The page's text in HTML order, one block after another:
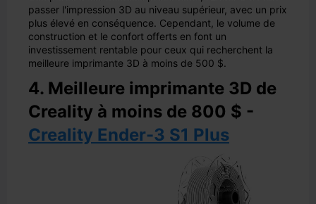
passer l'impression 3D au niveau supérieur, avec un prix
plus élevé en conséquence. Cependant, le volume de
construction et le confort offerts en font un
investissement rentable pour ceux qui recherchent la
meilleure imprimante 3D à moins de 500 $.
4. Meilleure imprimante 3D de
Creality à moins de 800 $ -
Creality Ender-3 S1 Plus